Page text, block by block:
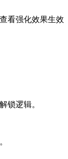
看强化效果生效
锁逻辑。